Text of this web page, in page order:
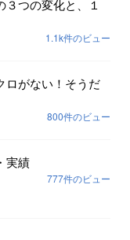
つの変化と、１
1.1k件のビュー
ロがない！そうだ
800件のビュー
実績
777件のビュー